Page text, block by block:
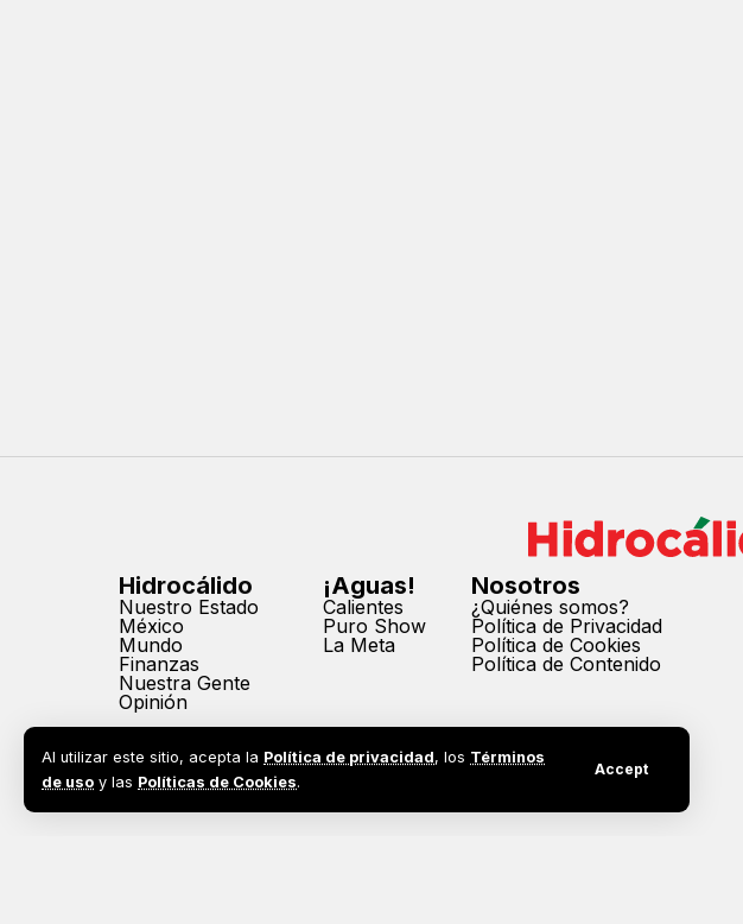
Al utilizar este sitio, acepta la Política de privacidad, los Términos
de uso y las Políticas de Cookies.
Accept
Hidrocálido
Nuestro Estado
México
Mundo
Finanzas
Nuestra Gente
Opinión
¡Aguas!
Calientes
Puro Show
La Meta
Nosotros
¿Quiénes somos?
Política de Privacidad
Política de Cookies
Política de Contenido